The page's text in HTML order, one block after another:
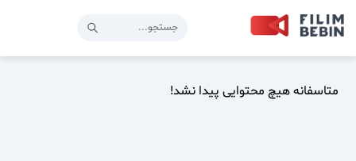
متاسفانه هیچ محتوایی پیدا نشد!